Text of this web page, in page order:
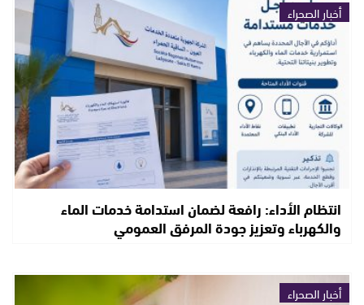
أخبار الصحراء
انتظام الأداء: رافعة لضمان استدامة خدمات الماء
والكهرباء وتعزيز جودة المرفق العمومي
أخبار الصحراء